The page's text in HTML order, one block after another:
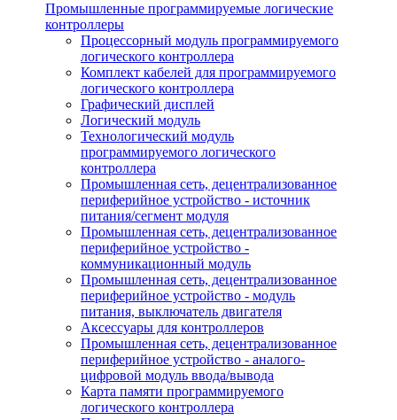
Промышленные программируемые логические
контроллеры
Процессорный модуль программируемого
логического контроллера
Комплект кабелей для программируемого
логического контроллера
Графический дисплей
Логический модуль
Технологический модуль
программируемого логического
контроллера
Промышленная сеть, децентрализованное
периферийное устройство - источник
питания/сегмент модуля
Промышленная сеть, децентрализованное
периферийное устройство -
коммуникационный модуль
Промышленная сеть, децентрализованное
периферийное устройство - модуль
питания, выключатель двигателя
Аксессуары для контроллеров
Промышленная сеть, децентрализованное
периферийное устройство - аналого-
цифровой модуль ввода/вывода
Карта памяти программируемого
логического контроллера